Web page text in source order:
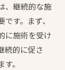
、継続的な施
す。まず、
に施術を受け
続的に促さ
。